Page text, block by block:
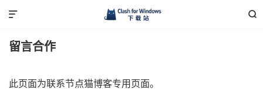


留言合作
此页面为联系节点猫博客专用页面。